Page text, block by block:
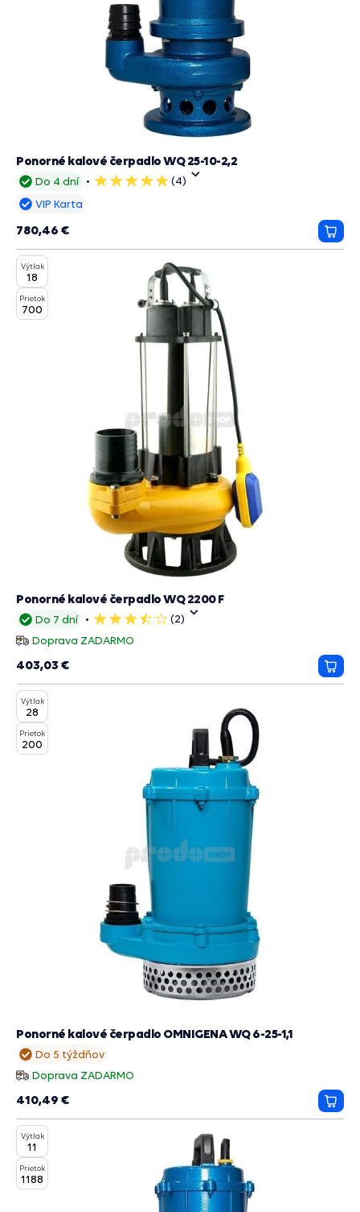
Do 4 dní
5
(4)
Ponorné kalové čerpadlo WQ 25-10-2,2
VIP Karta
780,46 €
do
Výtlak
18
Prietok
700
Do 7 dní
4
hviezdičky
(2)
Doprava ZADARMO
Ponorné kalové čerpadlo WQ 2200 F
403,03 €
do
Výtlak
28
Prietok
200
Do 5 týždňov
Doprava ZADARMO
Ponorné kalové čerpadlo OMNIGENA WQ 6-25-1,1
410,49 €
do
Výtlak
11
Prietok
1188